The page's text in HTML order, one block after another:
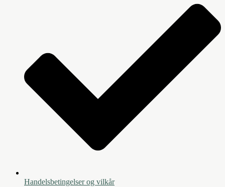
Handelsbetingelser og vilkår